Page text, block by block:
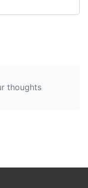
thoughts!